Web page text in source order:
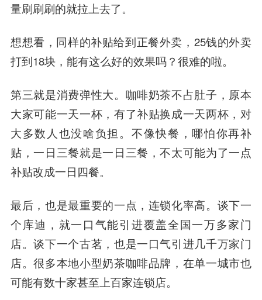
量刷刷刷的就拉上去了。
想想看，同样的补贴给到正餐外卖，25钱的外卖
打到18块，能有这么好的效果吗？很难的啦。
第三就是消费弹性大。咖啡奶茶不占肚子，原本
大家可能一天一杯，有了补贴换成一天两杯，对
大多数人也没啥负担。不像快餐，哪怕你再补
贴，一日三餐就是一日三餐，不太可能为了一点
补贴改成一日四餐。
最后，也是最重要的一点，连锁化率高。谈下一
个库迪，就一口气能引进覆盖全国一万多家门
店。谈下一个古茗，也是一口气引进几千万家门
店。很多本地小型奶茶咖啡品牌，在单一城市也
可能有数十家甚至上百家连锁店。